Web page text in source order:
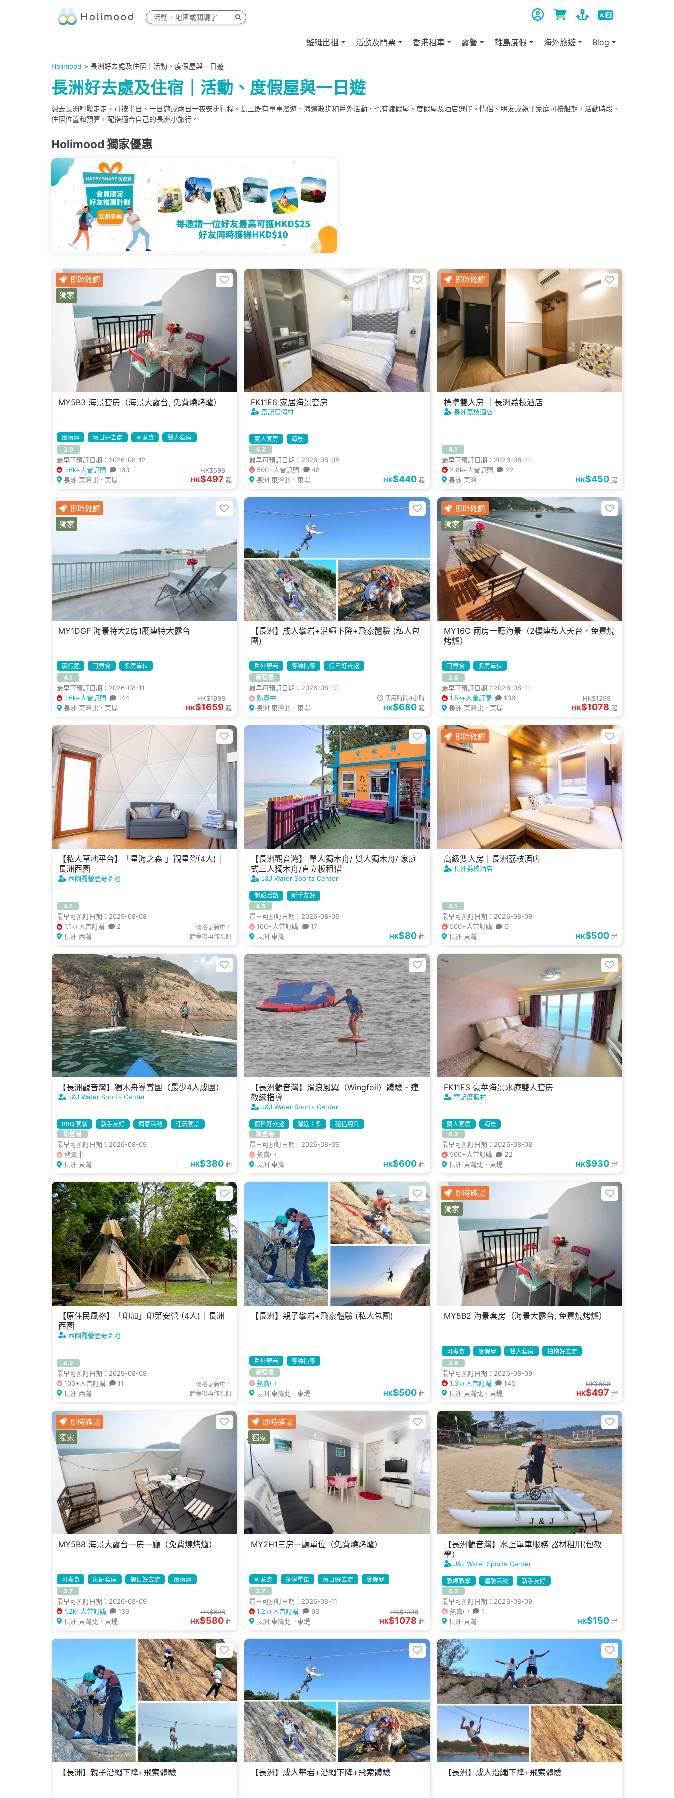
遊艇出租 活動及門票 香港租車 露營 離島度假 海外旅遊 Blog
Holimood > 長洲好去處及住宿｜活動、度假屋與一日遊
長洲好去處及住宿｜活動、度假屋與一日遊
想去長洲輕鬆走走，可按半日、一日遊或兩日一夜安排行程。島上既有單車漫遊、海邊散步和戶外活動，也有渡假屋、度假屋及酒店選擇。情侶、朋友或親子家庭可按船期、活動時段、
住宿位置和預算，配搭適合自己的長洲小旅行。
Holimood 獨家優惠
MY5B3 海景套房（海景大露台, 免費燒烤爐）
度假屋 假日好去處 可煮食
雙人套房
3.9
最早可預訂日期：2026-08-12
1.6k+人曾訂購
163
長洲 東灣北．東堤
HK$598
HK$497 起
即時確認
獨家
FK11E6 家居海景套房
富記度假村
雙人套房
海景
4.2
最早可預訂日期：2026-08-08
500+人曾訂購
48
長洲 東灣北．東堤
HK$440 起
標準雙人房 ｜長洲荔枝酒店
長洲荔枝酒店
4.1
最早可預訂日期：2026-08-11
2.8k+人曾訂購
22
長洲 東灣
HK$450 起
即時確認
MY1DGF 海景特大2房1廳連特大露台
度假屋 可煮食
多房單位
4.1
最早可預訂日期：2026-08-11
1.6k+人曾訂購
144
長洲 東灣北．東堤
HK$1998
HK$1659 起
即時確認
獨家
【長洲】成人攀岩+沿繩下降+飛索體驗 (私人包
團)
戶外攀岩 導師指導
假日好去處
新登場
最早可預訂日期：2026-08-10
熱賣中
長洲 東灣北．東堤
使用時間4小時
HK$680 起
MY16C 兩房一廳海景（2樓連私人天台，免費燒
烤爐）
可煮食
多房單位
3.5
最早可預訂日期：2026-08-11
1.5k+人曾訂購
136
長洲 東灣北．東堤
HK$1298
HK$1078 起
即時確認
獨家
【私人草地平台】「星海之森 」觀星營(4人)｜
長洲西園
西園露營歷奇園地
4.1
最早可預訂日期：2029-08-08
1.1k+人曾訂購
2
長洲 西灣
價格更新中，
請稍後再作預訂
【長洲觀音灣】 單人獨木舟/ 雙人獨木舟/ 家庭
式三人獨木舟/直立板租借
J&J Water Sports Center
體驗活動
新手友好
4.5
最早可預訂日期：2026-08-09
100+人曾訂購
17
長洲 東灣
HK$80 起
高級雙人房｜長洲荔枝酒店
長洲荔枝酒店
4.1
最早可預訂日期：2026-08-09
500+人曾訂購
6
長洲 東灣
HK$500 起
即時確認
【長洲觀音灣】獨木舟導賞團（最少4人成團）
J&J Water Sports Center
BBQ 套餐 新手友好 獨家活動
任玩套票
新登場
最早可預訂日期：2026-08-09
熱賣中
長洲 東灣
HK$380 起
【長洲觀音灣】滑浪風翼（Wingfoil）體驗 - 連
教練指導
J&J Water Sports Center
假日好去處 鄰近士多
租借用具
新登場
最早可預訂日期：2026-08-09
熱賣中
長洲 東灣
HK$600 起
FK11E3 豪華海景水療雙人套房
富記度假村
雙人套房
海景
4.2
最早可預訂日期：2026-08-08
500+人曾訂購
22
長洲 東灣北．東堤
HK$930 起
【原住民風格】「印加」印第安營 (4人)｜長洲
西園
西園露營歷奇園地
4.2
最早可預訂日期：2029-08-08
100+人曾訂購
11
長洲 西灣
價格更新中，
請稍後再作預訂
【長洲】親子攀岩+飛索體驗 (私人包團)
戶外攀岩
導師指導
新登場
熱賣中
長洲 東灣北．東堤
HK$500 起
MY5B2 海景套房（海景大露台, 免費燒烤爐）
可煮食 度假屋 雙人套房
拍拖好去處
3.9
最早可預訂日期：2026-08-09
1.3k+人曾訂購
145
長洲 東灣北．東堤
HK$598
HK$497 起
即時確認
獨家
MY5B8 海景大露台一房一廳（免費燒烤爐）
可煮食 家庭套房 假日好去處
度假屋
3.7
最早可預訂日期：2026-08-09
1.2k+人曾訂購
133
長洲 東灣北．東堤
HK$698
HK$580 起
即時確認
獨家
MY2H1三房一廳單位（免費燒烤爐）
可煮食 多房單位 假日好去處
度假屋
3.7
最早可預訂日期：2026-08-11
1.2k+人曾訂購
93
長洲 東灣北．東堤
HK$1298
HK$1078 起
即時確認
獨家
【長洲觀音灣】水上單車服務 器材租用(包教
學）
J&J Water Sports Center
教練教學 體驗活動
新手友好
4.2
最早可預訂日期：2026-08-09
熱賣中
1
長洲 東灣
HK$150 起
【長洲】親子沿繩下降+飛索體驗 【長洲】成人攀岩+沿繩下降+飛索體驗 【長洲】成人沿繩下降+飛索體驗